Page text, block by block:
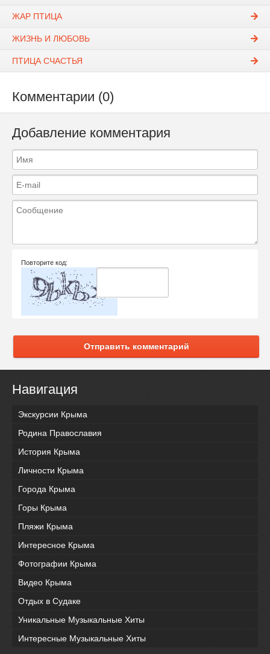
ЖАР ПТИЦА
ЖИЗНЬ И ЛЮБОВЬ
ПТИЦА СЧАСТЬЯ
Комментарии (0)
Добавление комментария
Повторите код:
Отправить комментарий
Навигация
Экскурсии Крыма
Родина Православия
История Крыма
Личности Крыма
Города Крыма
Горы Крыма
Пляжи Крыма
Интересное Крыма
Фотографии Крыма
Видео Крыма
Отдых в Судаке
Уникальные Музыкальные Хиты
Интересные Музыкальные Хиты